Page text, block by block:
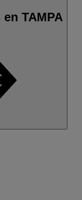
TAMPA